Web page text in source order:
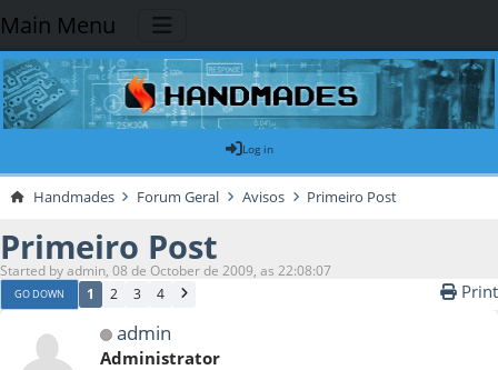
Main Menu
Log in
Handmades Forum Geral Avisos Primeiro Post
Primeiro Post
Started by admin, 08 de October de 2009, as 22:08:07
GO DOWN 1 2 3 4 Print
admin
Administrator